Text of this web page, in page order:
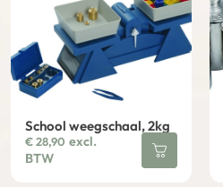
School weegschaal, 2kg
€28,90 excl.
BTW